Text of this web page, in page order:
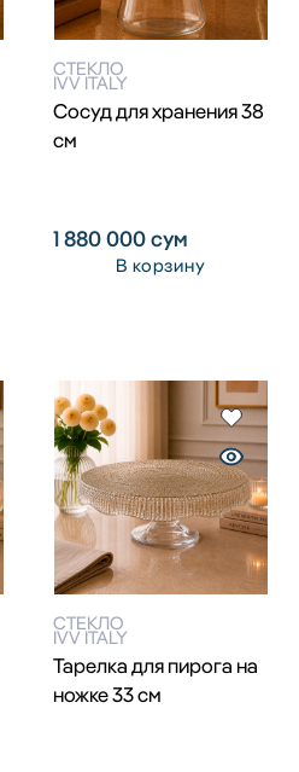
СТЕКЛО
IVV ITALY
Сосуд для хранения 38
см
1 880 000сум
В корзину
СТЕКЛО
IVV ITALY
Тарелка для пирога на
ножке 33 см